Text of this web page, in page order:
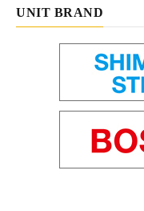
した、スタイリッシュ
充電完了し、オートエ
来品から部品構成を見
り2kg軽い、27インチ・
UNIT BRAND